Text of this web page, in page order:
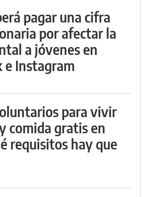
pagar una cifra
por afectar la
a jóvenes en
e Instagram
para vivir
comida gratis en
requisitos hay que